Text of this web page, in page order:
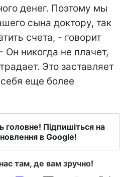
денег. Поэтому мы
сына доктору, так
счета, - говорит
Он никогда не плачет,
Это заставляет
еще более
головне! Підпишіться на
в Google!
там, де вам зручно!